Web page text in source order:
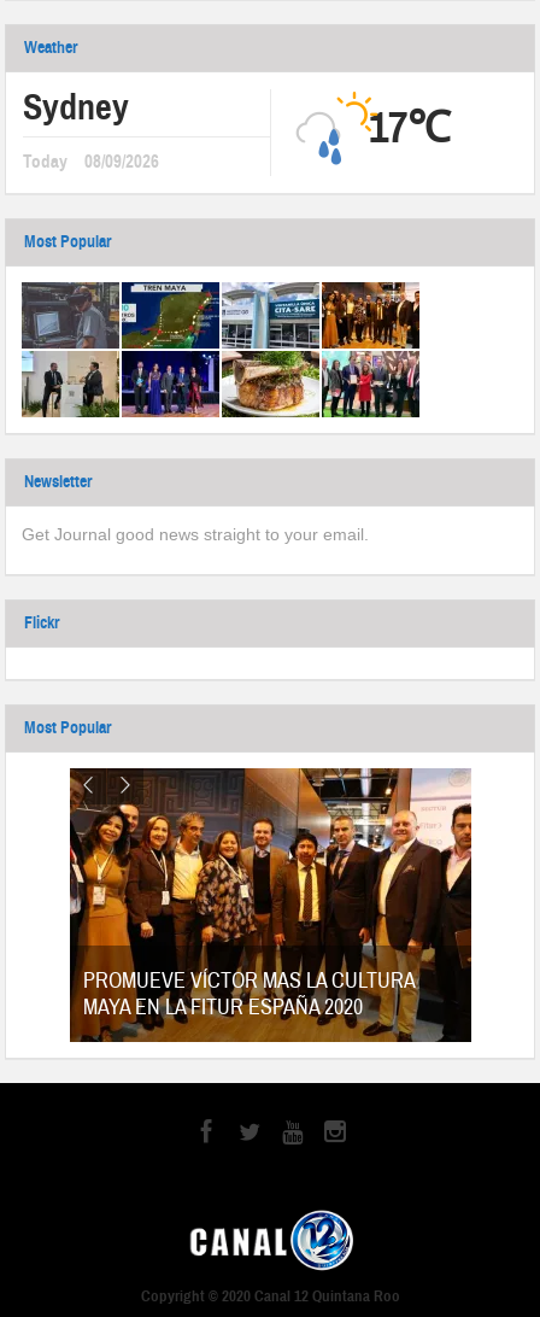
Weather
Sydney
Today 08/09/2026
17℃
Most Popular
Newsletter
Get Journal good news straight to your email.
Flickr
Most Popular
PROMUEVE VÍCTOR MAS LA CULTURA
MAYA EN LA FITUR ESPAÑA 2020
Copyright © 2020 Canal 12 Quintana Roo